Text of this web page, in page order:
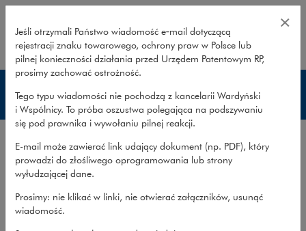
Paweł Ciećwierz – Wardyński i
Prawnicy
Jeśli otrzymali Państwo wiadomość e‑mail dotyczącą
rejestracji znaku towarowego, ochrony praw w Polsce lub
pilnej konieczności działania przed Urzędem Patentowym RP,
prosimy zachować ostrożność.
Tego typu wiadomości nie pochodzą z kancelarii Wardyński
i Wspólnicy. To próba oszustwa polegająca na podszywaniu
się pod prawnika i wywołaniu pilnej reakcji.
E-mail może zawierać link udający dokument (np. PDF), który
prowadzi do złośliwego oprogramowania lub strony
wyłudzającej dane.
Prosimy: nie klikać w linki, nie otwierać załączników, usunąć
wiadomość.
×